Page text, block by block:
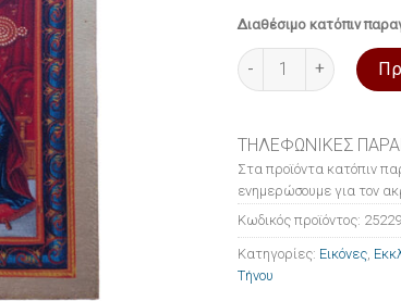
Διαθέσιμο κατόπιν
Εικόνα ξύλινη σε
ΤΗΛΕΦΩΝΙΚΕΣ
Στα προϊόντα κατόπιν
ενημερώσουμε για τον
Κωδικός προϊόντος:
Κατηγορίες: Εικόνες
Τήνου